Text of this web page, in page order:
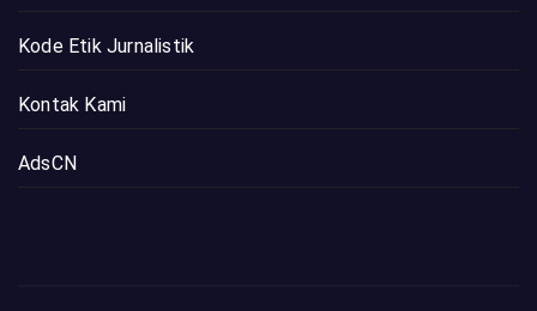
Kode Etik Jurnalistik
Kontak Kami
AdsCN